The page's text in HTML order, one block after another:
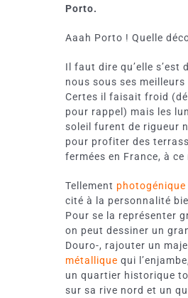
Porto.
Aaah Porto ! Quelle
Il faut dire qu’elle s’est
nous sous ses meilleurs
Certes il faisait froid
pour rappel) mais les
soleil furent de rigueur
pour profiter des
fermées en France, à
Tellement photogénique
cité à la personnalité
Pour se la représenter
on peut dessiner un
Douro-, rajouter un
métallique qui l’enjambe,
un quartier historique
sur sa rive nord et un